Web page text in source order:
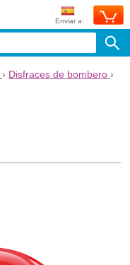
Enviar a:
› Disfraces de bombero ›